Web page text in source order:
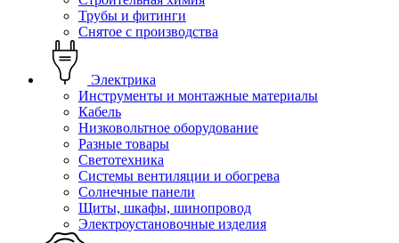
Трубы и фитинги
Снятое с производства
Электрика
Инструменты и монтажные материалы
Кабель
Низковольтное оборудование
Разные товары
Светотехника
Системы вентиляции и обогрева
Солнечные панели
Щиты, шкафы, шинопровод
Электроустановочные изделия